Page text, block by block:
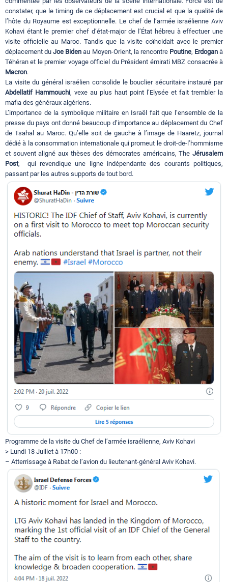
constater, que le timing de ce déplacement est crucial et que la qualité de
l’hôte du Royaume est exceptionnelle. Le chef de l’armée israélienne Aviv
Kohavi étant le premier chef d’état-major de l’État hébreu à effectuer une
visite officielle au Maroc. Tandis que la visite coïncidait avec le premier
déplacement duJoe Biden au Moyen-Orient, la rencontre Poutine, Erdoganà
Téhéran et le premier voyage officiel du Président émirati MBZ consacrée à
Macron.
La visite du général israélien consolide le bouclier sécuritaire instauré par
Abdellatif Hammouchi, vexe au plus haut point l’Elysée et fait trembler la
mafia des généraux algériens.
L’importance de la symbolique militaire en Israël fait que l’ensemble de la
presse du pays ont donné beaucoup d’importance au déplacement du Chef
de Tsahal au Maroc. Qu’elle soit de gauche à l’image de Haaretz, journal
dédié à la consommation internationale qui promeut le droit-de-l’hommisme
et souvent aligné aux thèses des démocrates américains, The Jérusalem
Post, qui revendique une ligne indépendante des courants politiques,
passant par les autres supports de tout bord.
Programme de la visite du Chef de l’armée israélienne, Aviv Kohavi
> Lundi 18 Juillet à 17h00 :
– Atterrissage à Rabat de l’avion du lieutenant-général Aviv Kohavi.